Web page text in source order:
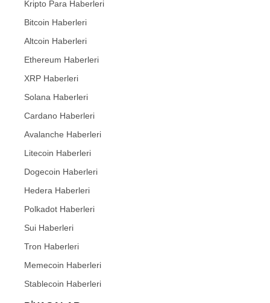
Kripto Para Haberleri
Bitcoin Haberleri
Altcoin Haberleri
Ethereum Haberleri
XRP Haberleri
Solana Haberleri
Cardano Haberleri
Avalanche Haberleri
Litecoin Haberleri
Dogecoin Haberleri
Hedera Haberleri
Polkadot Haberleri
Sui Haberleri
Tron Haberleri
Memecoin Haberleri
Stablecoin Haberleri